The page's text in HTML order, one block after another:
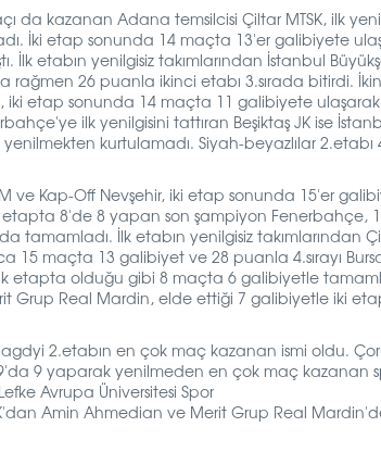
da kazanan Adana temsilcisi Çiltar MTSK, ilk
İki etap sonunda 14 maçta 13'er galibiyete
İlk etabın yenilgisiz takımlarından İstanbul
rağmen 26 puanla ikinci etabı 3.sırada bitirdi.
etap sonunda 14 maçta 11 galibiyete ulaşarak
ilk yenilgisini tattıran Beşiktaş JK ise
kurtulamadı. Siyah-beyazlılar 2.etabı
ve Kap-Off Nevşehir, iki etap sonunda 15'er
etapta 8'de 8 yapan son şampiyon Fenerbahçe,
tamamladı. İlk etabın yenilgisiz takımlarından
15 maçta 13 galibiyet ve 28 puanla 4.sırayı
ilk etapta olduğu gibi 8 maçta 6 galibiyetle
Grup Real Mardin, elde ettiği 7 galibiyetle iki
2.etabın en çok maç kazanan ismi oldu.
9 yaparak yenilmeden en çok maç kazanan
Avrupa Üniversitesi Spor
Amin Ahmedian ve Merit Grup Real